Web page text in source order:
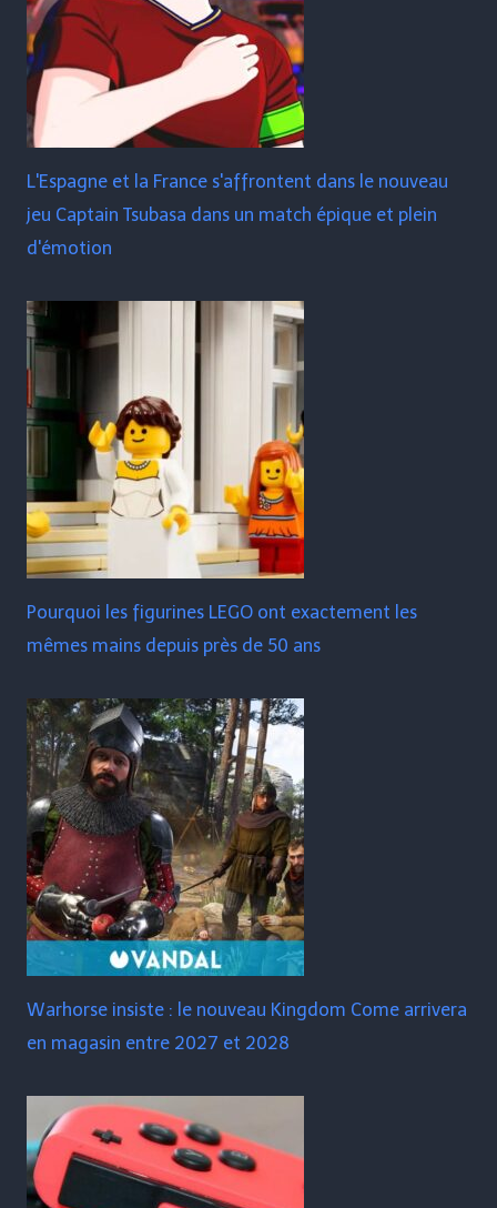
L'Espagne et la France s'affrontent dans le nouveau
jeu Captain Tsubasa dans un match épique et plein
d'émotion
Pourquoi les figurines LEGO ont exactement les
mêmes mains depuis près de 50 ans
Warhorse insiste : le nouveau Kingdom Come arrivera
en magasin entre 2027 et 2028